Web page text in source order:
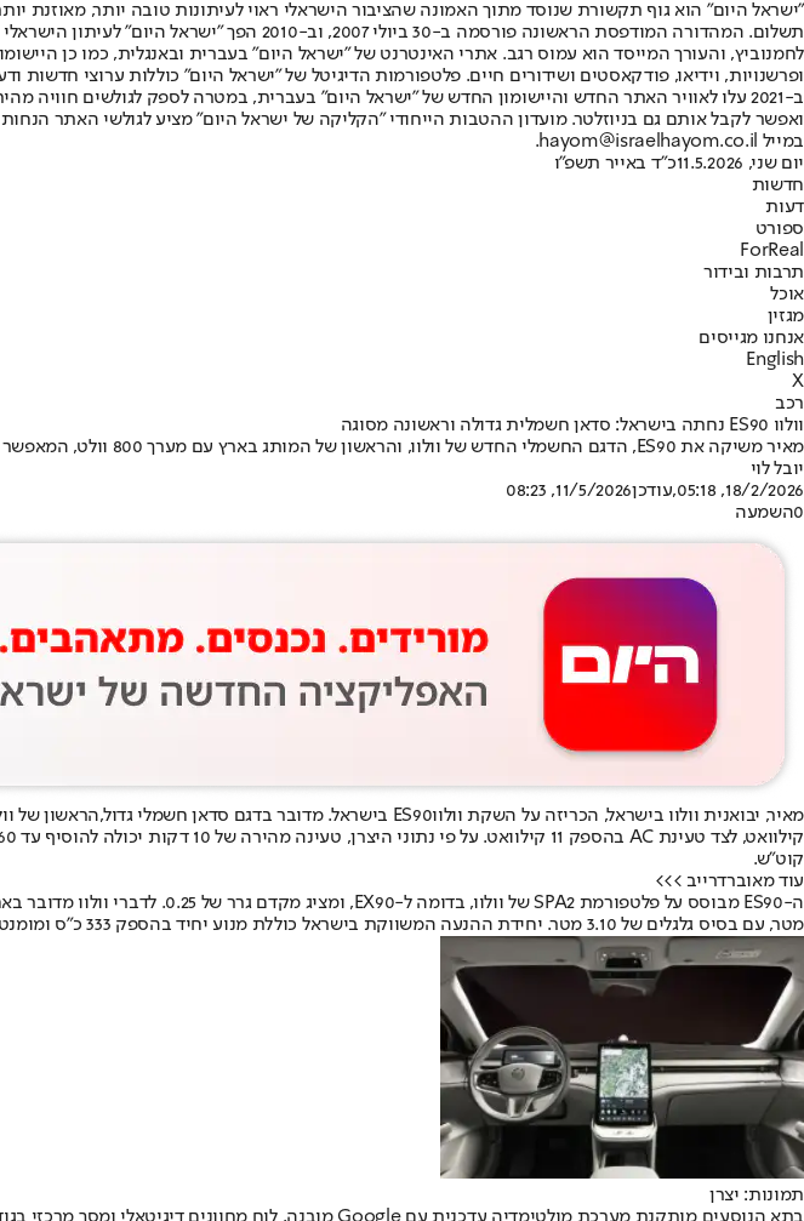
"ישראל היום" הוא גוף תקשורת שנוסד מתוך האמונה שהציבור הישראלי ראוי לעיתונות טובה יותר, מאוזנת
תשלום. המהדורה המודפסת הראשונה פורסמה ב-30
ופרשנויות, וידיאו, פודקאסטים ושידורים חיים. פלטפורמות הדיגיטל של "ישראל היום" כוללות ערוצי חדשות
ב-2021 עלו לאוויר האתר החדש והיישומון החדש של "ישראל היום" בעברית, במטרה לספק לגולשים
ואפשר לקבל אותם גם בניוזלטר. מועדון ההטבות הייחודי "הקליקה של ישראל היום" מציע לגולשי האתר
במייל hayom@israelhayom.co.il.
יום שני, 11.5.2026
כ"ד באייר תשפ"ו
חדשות
דעות
ספורט
ForReal
תרבות ובידור
אוכל
מגזין
אנחנו מגייסים
English
X
רכב
וולוו ES90 נחתה בישראל: סדאן חשמלית גדולה וראשונה מסוגה
מאיר משיקה את ES90, הדגם החשמלי החדש של וולוו, והראשון של המותג בארץ עם מערך 800 וולט, המאפשר טעינת DC בקצב של עד 310 קוט"ש וטווח נסיעה מוצהר של עד 661 ק״מ
יובל לוי
18/2/2026, 05:18
,עודכן11/5/2026, 08:23
0השמעה
מאיר, יבואנית וולוו בישראל, הכריזה על השקת וולווES90 בישראל. מדובר בדגם סדאן חשמלי גדול, הראשון של
קוט”ש.
עוד מאוברדרייב >>>
מטר, עם בסיס גלגלים של 3.10 מטר. יחידת ההנעה המשווקת בישראל כוללת מנוע יחיד בהספק 333 כ״ס ומומנט של 49 קג”מ המועברים לזוג הגלגלים האחוריים, והתאוצה ל-100 קמ״ש נמשכת 6.6 שניות.
תמונות: יצרן